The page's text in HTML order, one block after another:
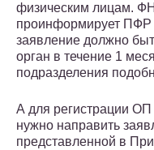
физическим лицам.
проинформирует
заявление должно
орган в течение 1
подразделения
А для регистрации
нужно направить
представленной в